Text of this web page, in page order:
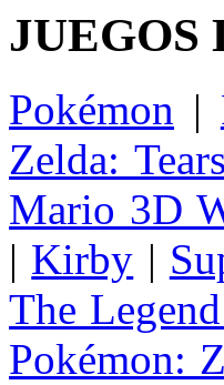
JUEGOS
Pokémon |
Zelda:
Mario 3D
| Kirby |
The
Pokémon: